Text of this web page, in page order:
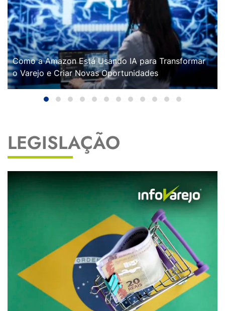
Como a Amazon Está Usando IA para Transformar
o Varejo e Criar Novas Oportunidades
LEGISLAÇÃO